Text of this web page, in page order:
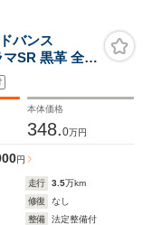
バンス
SR 黒革 全席
周C&パーク
ヘッドライト
禁煙 1オナ
本体価格
348.0万円
円
走行 3.5万km
修復
なし
整備
法定整備付